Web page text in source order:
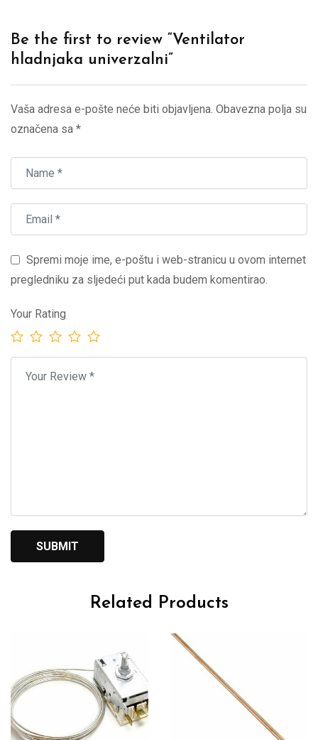
Be the first to review “Ventilator
hladnjaka univerzalni”
Vaša adresa e-pošte neće biti objavljena. Obavezna polja su
označena sa *
Spremi moje ime, e-poštu i web-stranicu u ovom internet
pregledniku za sljedeći put kada budem komentirao.
Your Rating
Related Products